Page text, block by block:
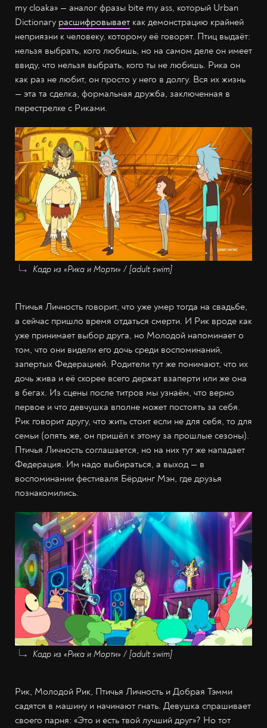
my cloaka» — аналог фразы bite my ass, который Urban
Dictionary расшифровывает как демонстрацию крайней
неприязни к человеку, которому её говорят. Птиц выдаёт:
нельзя выбрать, кого любишь, но на самом деле он имеет
ввиду, что нельзя выбрать, кого ты не любишь. Рика он
как раз не любит, он просто у него в долгу. Вся их жизнь
— эта та сделка, формальная дружба, заключенная в
перестрелке с Риками.
Кадр из «Рика и Морти» / [adult swim]
Птичья Личность говорит, что уже умер тогда на свадьбе,
а сейчас пришло время отдаться смерти. И Рик вроде как
уже принимает выбор друга, но Молодой напоминает о
том, что они видели его дочь среди воспоминаний,
запертых Федерацией. Родители тут же понимают, что их
дочь жива и её скорее всего держат взаперти или же она
в бегах. Из сцены после титров мы узнаём, что верно
первое и что девчушка вполне может постоять за себя.
Рик говорит другу, что жить стоит если не для себя, то для
семьи (опять же, он пришёл к этому за прошлые сезоны).
Птичья Личность соглашается, но на них тут же нападает
Федерация. Им надо выбираться, а выход — в
воспоминании фестиваля Бёрдинг Мэн, где друзья
познакомились.
Кадр из «Рика и Морти» / [adult swim]
Рик, Молодой Рик, Птичья Личность и Добрая Тэмми
садятся в машину и начинают гнать. Девушка спрашивает
своего парня: «Это и есть твой лучший друг»? Но тот